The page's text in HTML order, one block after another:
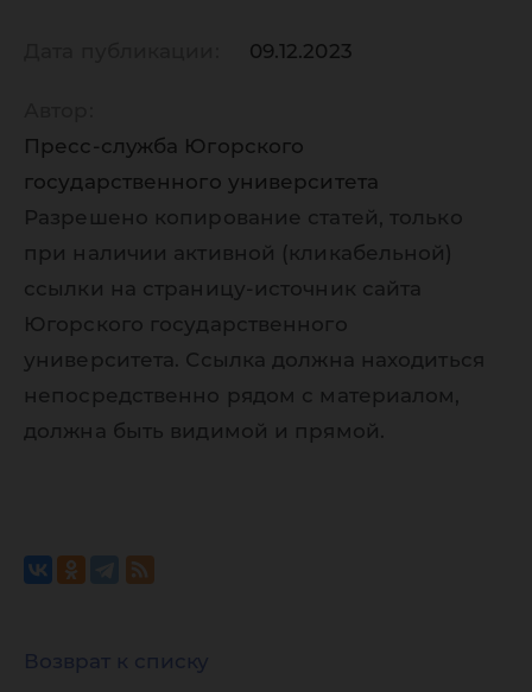
09.12.2023
Пресс-служба Югорского
государственного университета
Разрешено копирование статей, только
при наличии активной (кликабельной)
ссылки на страницу-источник сайта
Югорского государственного
университета. Ссылка должна находиться
непосредственно рядом с материалом,
должна быть видимой и прямой.
Возврат к списку